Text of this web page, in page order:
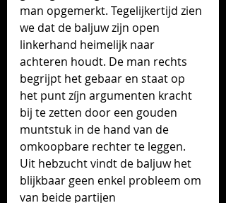
man opgemerkt. Tegelijkertijd zien
we dat de baljuw zijn open
linkerhand heimelijk naar
achteren houdt. De man rechts
begrijpt het gebaar en staat op
het punt zíjn argumenten kracht
bij te zetten door een gouden
muntstuk in de hand van de
omkoopbare rechter te leggen.
Uit hebzucht vindt de baljuw het
blijkbaar geen enkel probleem om
van beide partijen